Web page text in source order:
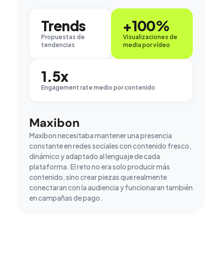
Trends
Propuestas de
tendencias
+100%
Visualizaciones de
media por vídeo
1.5x
Engagement rate medio por contenido
Maxibon
Maxibon necesitaba mantener una presencia
constante en redes sociales con contenido fresco,
dinámico y adaptado al lenguaje de cada
plataforma. El reto no era solo producir más
contenido, sino crear piezas que realmente
conectaran con la audiencia y funcionaran también
en campañas de pago.